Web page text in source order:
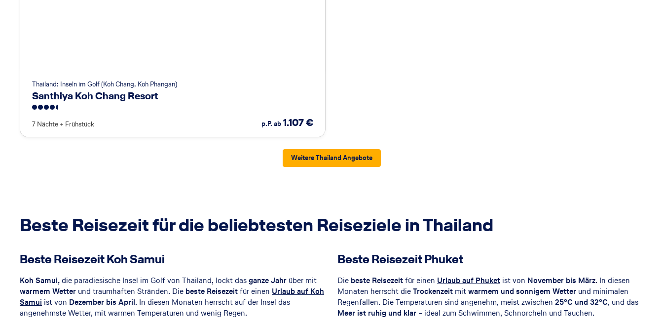
L
L
c
h
el
ns
Thailand: Inseln im Golf (Koh Chang, Koh Phangan)
Santhiya Koh Chang Resort
7 Nächte + Frühstück p.P. ab 1.107€
Weitere Thailand Angebote
Beste Reisezeit für die beliebtesten Reiseziele in Thailand
Beste Reisezeit Koh Samui
Koh Samui,die paradiesische Insel im Golf von Thailand, lockt dasganze Jahr über mit
warmem Wetter und traumhaften Stränden. Die beste Reisezeitfür einen Urlaub auf Koh
Samui ist von Dezember bis April. In diesen Monaten herrscht auf der Insel das
angenehmste Wetter, mit warmen Temperaturen und wenig Regen.
Beste Reisezeit Phuket
Die beste Reisezeitfür einen Urlaub auf Phuket ist von November bis März. In diesen
Monaten herrscht dieTrockenzeit mitwarmem und sonnigem Wetter und minimalen
Regenfällen. Die Temperaturen sind angenehm, meist zwischen 25°C und 32°C, und das
Meer ist ruhig und klar – ideal zum Schwimmen, Schnorcheln und Tauchen.